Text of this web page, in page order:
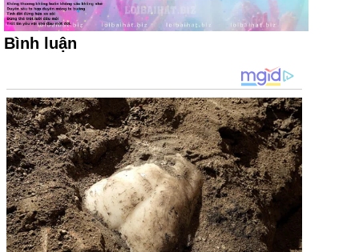
Bình luận